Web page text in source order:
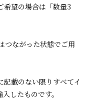
希望の場合は「数量3
つながった状態でご用
載のない限りすべてイ
したものです。